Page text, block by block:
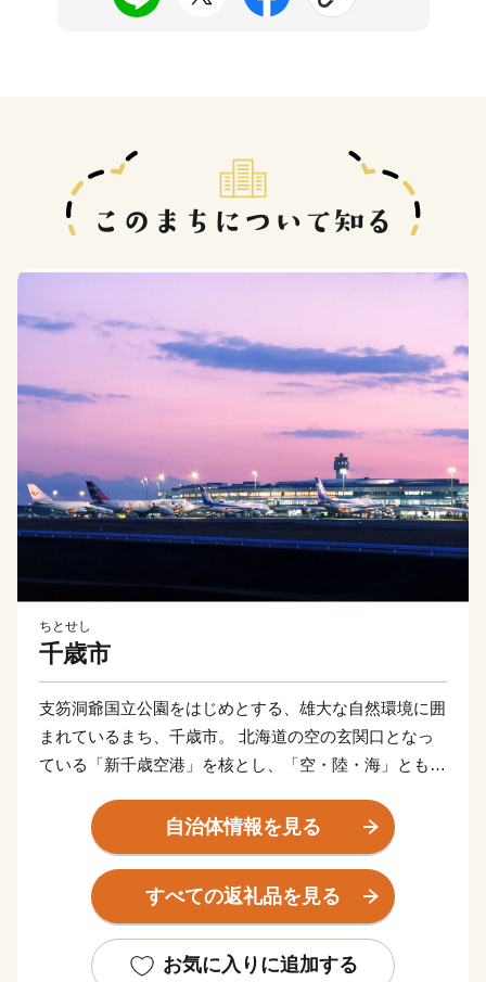
ちとせし
千歳市
支笏洞爺国立公園をはじめとする、雄大な自然環境に囲
まれているまち、千歳市。 北海道の空の玄関口となっ
ている「新千歳空港」を核とし、「空・陸・海」ともに
ます。 また、市内11カ所の工業団地には、多くの企業
が立地しているほか、石狩管内一の生産額を誇る農業地
域が広がり、自然や産業、そして都市環境が調和してお
り、今なお、成長を続けています。
自治体情報を見る
すべての返礼品を見る
お気に入りに追加する